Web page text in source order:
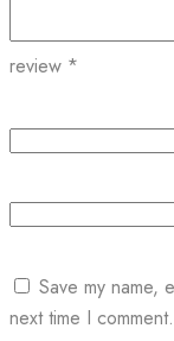
review *
Save my name,
next time I comment.